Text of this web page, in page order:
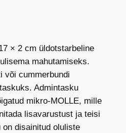
× 2 cm üldotstarbeline
mahutamiseks.
või cummerbundi
Admintasku
mikro-MOLLE, mille
lisavarustust ja teisi
disainitud oluliste